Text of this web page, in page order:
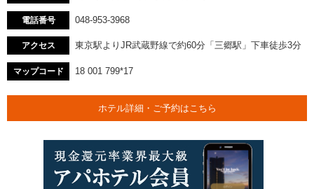
電話番号 048-953-3968
アクセス 東京駅よりJR武蔵野線で約60分「三郷駅」下車徒歩3分
マップコード 18 001 799*17
ホテル詳細・ご予約はこちら